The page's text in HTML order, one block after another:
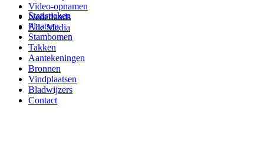
Video-opnamen
Nederlands
Alle Media
Statistieken
Plaatsen
Stambomen
Takken
Aantekeningen
Bronnen
Vindplaatsen
Bladwijzers
Contact